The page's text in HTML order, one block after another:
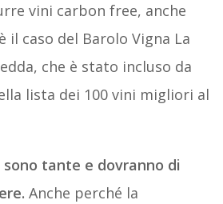
vini carbon free, anche
il caso del Barolo Vigna La
che è stato incluso da
lista dei 100 vini migliori al
sono tante e dovranno di
Anche perché la